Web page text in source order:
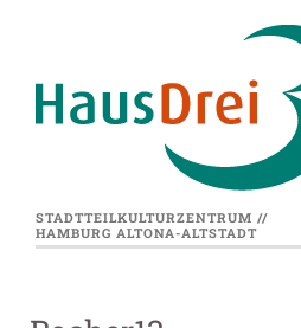
STADTTEILKULTURZENTRUM //
HAMBURG ALTONA-ALTSTADT